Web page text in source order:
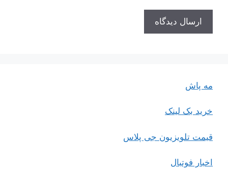
مه پاش
خرید بک لینک
قیمت تلویزیون جی پلاس
اخبار فوتبال